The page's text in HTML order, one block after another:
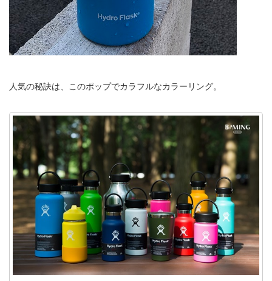
人気の秘訣は、このポップでカラフルなカラーリング。